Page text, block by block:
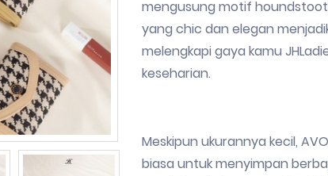
mengusung motif
yang chic dan elegan
melengkapi gaya kamu
keseharian.
Meskipun ukurannya kecil,
biasa untuk menyimpan